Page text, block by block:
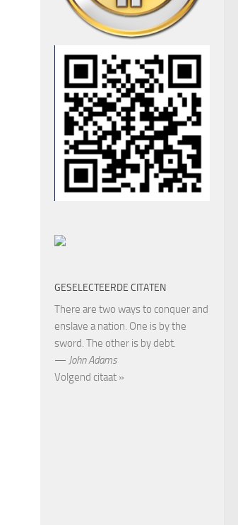
GESELECTEERDE CITATEN
There are two ways to conquer and
enslave a nation. One is by the
sword. The other is by debt.
— John Adams
Volgend citaat »